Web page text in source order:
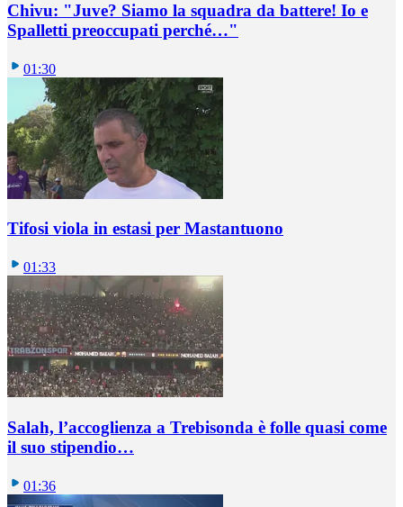
Chivu: "Juve? Siamo la squadra da battere! Io e
Spalletti preoccupati perché…"
01:30
Tifosi viola in estasi per Mastantuono
01:33
Salah, l’accoglienza a Trebisonda è folle quasi come
il suo stipendio…
01:36